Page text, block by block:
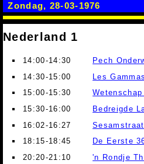
Zondag, 28-03-1976
Nederland 1
14:00-14:30 Pech
14:30-15:00
Les Gammas
15:00-15:30
15:30-16:00
Bedreigde
16:02-16:27
Sesamstraat
18:15-18:45
De Eerste
20:20-21:10
'n Rondje